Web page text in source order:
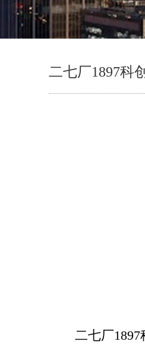
二七厂1897科
二七厂